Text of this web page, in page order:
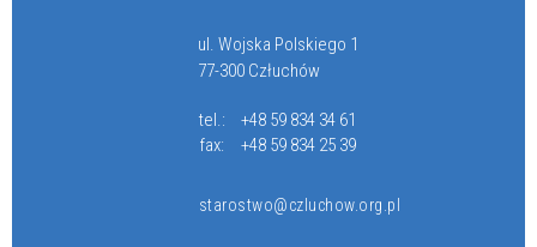
ul. Wojska Polskiego 1
77-300 Człuchów
tel.:
+48 59 834 34 61
fax:
+48 59 834 25 39
starostwo@czluchow.org.pl